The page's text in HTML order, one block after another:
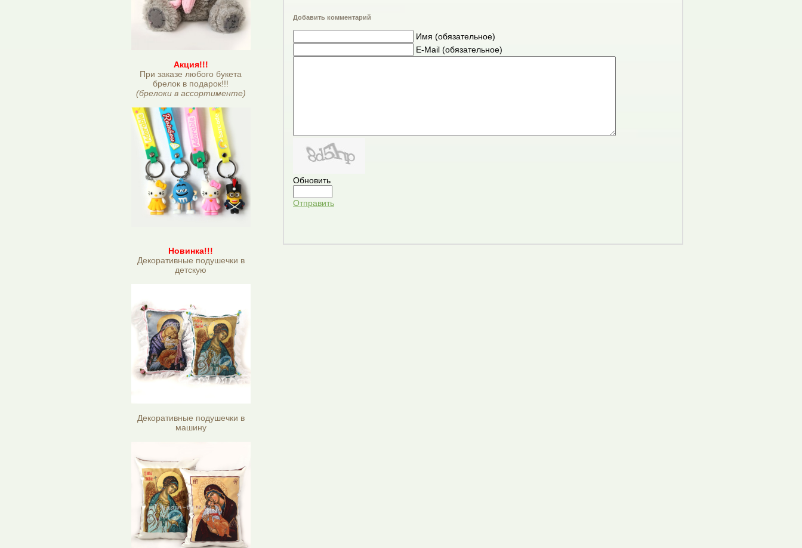
Акция!!!
При заказе любого букета
брелок в подарок!!!
(брелоки в ассортименте)
Новинка!!!
Декоративные подушечки в
детскую
Декоративные подушечки в
машину
Добавить комментарий
Имя (обязательное)
E-Mail (обязательное)
Обновить
Отправить